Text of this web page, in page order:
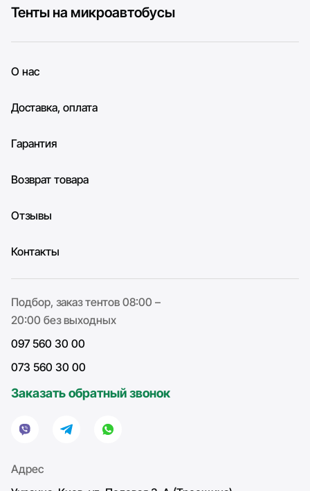
Тенты на микроавтобусы
О нас
Доставка, оплата
Гарантия
Возврат товара
Отзывы
Контакты
Подбор, заказ тентов 08:00 –
20:00 без выходных
097 560 30 00
073 560 30 00
Заказать обратный звонок
Адрес